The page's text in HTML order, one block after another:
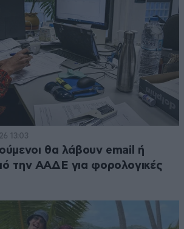
13:03
θα λάβουν email ή
την ΑΑΔΕ για φορολογικές